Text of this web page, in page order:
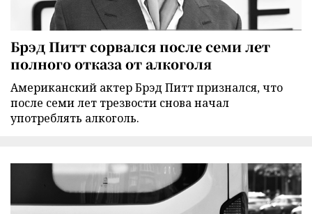
Брэд Питт сорвался после семи лет
полного отказа от алкоголя
Американский актер Брэд Питт признался, что
после семи лет трезвости снова начал
употреблять алкоголь.